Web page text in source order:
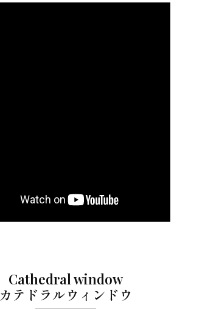
Cathedral window
カテドラルウィンドウ